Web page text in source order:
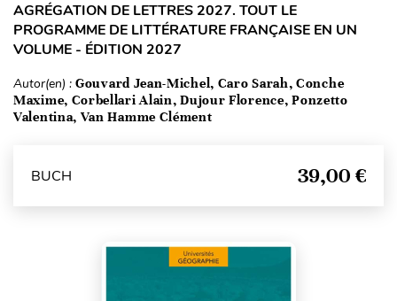
AGRÉGATION DE LETTRES 2027. TOUT LE
PROGRAMME DE LITTÉRATURE FRANÇAISE EN UN
VOLUME - ÉDITION 2027
Autor(en) : Gouvard Jean-Michel, Caro Sarah, Conche
Maxime, Corbellari Alain, Dujour Florence, Ponzetto
Valentina, Van Hamme Clément
BUCH 39,00 €